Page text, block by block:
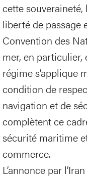
cette
liberté de passage
Convention des
mer, en particulier,
régime s’applique
condition de
navigation et de
complètent ce
sécurité maritime
commerce.
L’annonce par